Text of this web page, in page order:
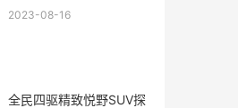
CCTV
2023-08-16
全民四驱精致悦野SUV探